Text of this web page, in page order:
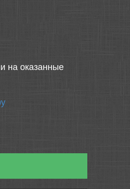
на оказанные